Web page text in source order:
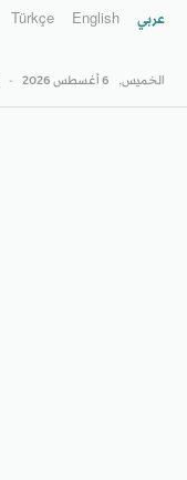
عربي English
Türkçe
الخميس, 6 أغسطس 2026 -